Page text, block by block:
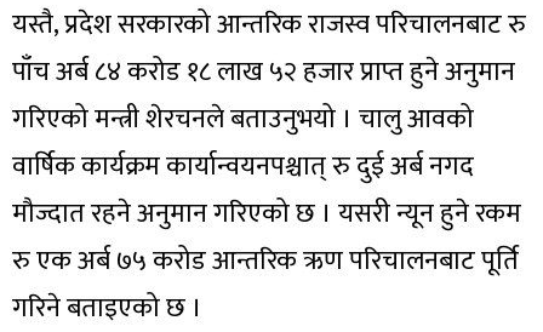
यस्तै, प्रदेश सरकारको आन्तरिक राजस्व परिचालनबाट रु
पाँच अर्ब ८४ करोड १८ लाख ५२ हजार प्राप्त हुने अनुमान
गरिएको मन्त्री शेरचनले बताउनुभयो । चालु आवको
वार्षिक कार्यक्रम कार्यान्वयनपश्चात् रु दुई अर्ब नगद
मौज्दात रहने अनुमान गरिएको छ । यसरी न्यून हुने रकम
रु एक अर्ब ७५ करोड आन्तरिक ऋण परिचालनबाट पूर्ति
गरिने बताइएको छ ।